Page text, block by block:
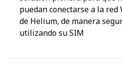
puedan conectarse a la
de Helium, de manera
utilizando su SIM